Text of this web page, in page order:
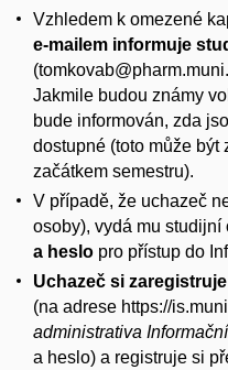
Vzhledem k omezené
e-mailem informuje
Jakmile budou známy
bude informován, zda
dostupné (toto může být
začátkem semestru).
V případě, že uchazeč
osoby), vydá mu studijní
a heslo pro přístup do
Uchazeč si
(na adrese https://
administrativa
a heslo) a registruje si